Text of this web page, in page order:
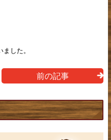
した。
前の記事